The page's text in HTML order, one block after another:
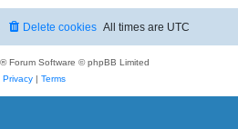
All times are UTC
Delete cookies
® Forum Software © phpBB Limited
Privacy| Terms